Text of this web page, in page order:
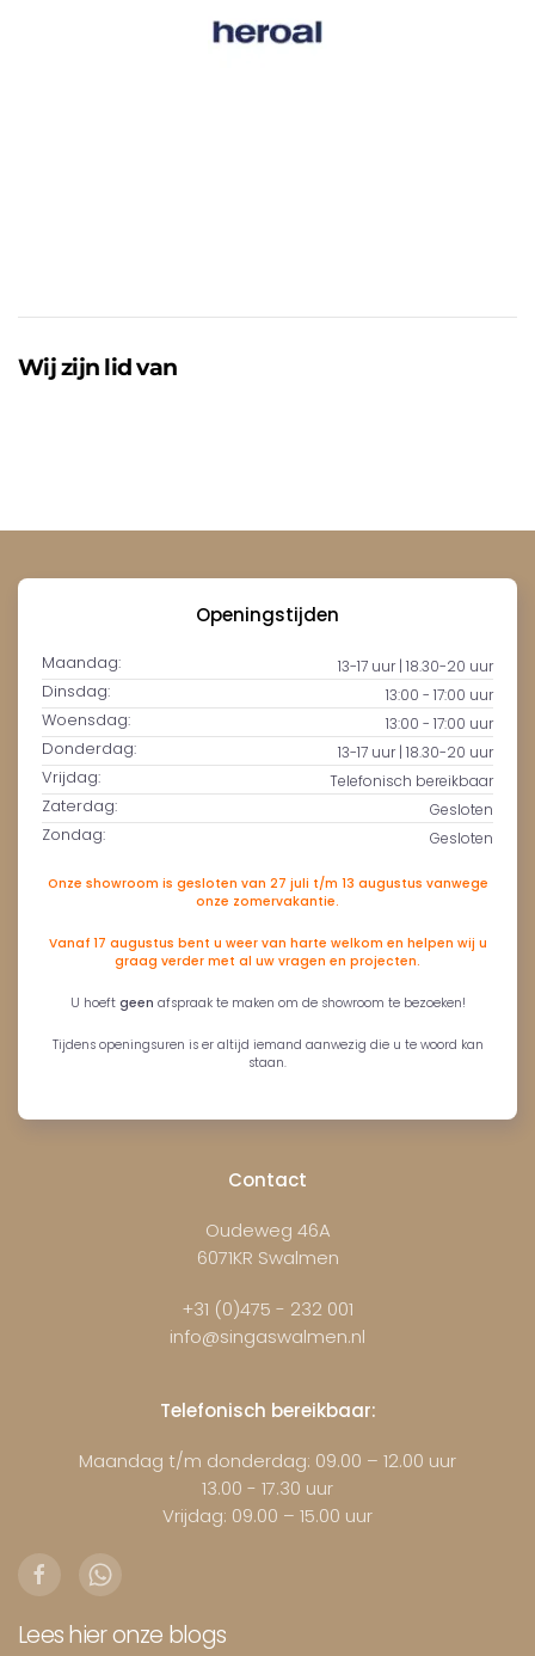
Wij zijn lid van
Openingstijden
Maandag: 13-17 uur | 18.30-20 uur
Dinsdag: 13:00 - 17:00 uur
Woensdag: 13:00 - 17:00 uur
Donderdag: 13-17 uur | 18.30-20 uur
Vrijdag: Telefonisch bereikbaar
Zaterdag: Gesloten
Zondag: Gesloten
Onze showroom is gesloten van 27 juli t/m 13 augustus vanwege
onze zomervakantie.
Vanaf 17 augustus bent u weer van harte welkom en helpen wij u
graag verder met al uw vragen en projecten.
U hoeft geen afspraak te maken om de showroom te bezoeken!
Tijdens openingsuren is er altijd iemand aanwezig die u te woord kan
staan.
Contact
Oudeweg 46A
6071KR Swalmen
+31 (0)475 - 232 001
info@singaswalmen.nl
Telefonisch bereikbaar:
Maandag t/m donderdag: 09.00 – 12.00 uur
13.00 - 17.30 uur
Vrijdag: 09.00 – 15.00 uur
Lees hier onze blogs